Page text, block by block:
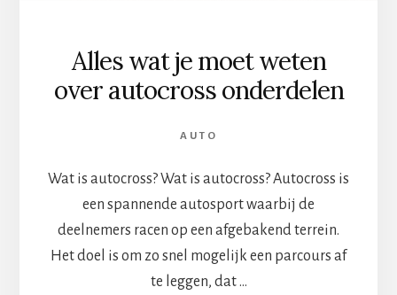
Alles wat je moet weten
over autocross onderdelen
AUTO
Wat is autocross? Wat is autocross? Autocross is
een spannende autosport waarbij de
deelnemers racen op een afgebakend terrein.
Het doel is om zo snel mogelijk een parcours af
te leggen, dat …